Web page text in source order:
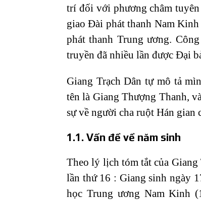
trí đối với phương châm tuyên
giao Đài phát thanh Nam
phát thanh Trung ương.
truyền đã nhiều lần được Đại
Giang Trạch Dân tự mô tả
tên là Giang Thượng Thanh,
sự về người cha ruột Hán gian
1.1. Vấn đề về năm sinh
Theo lý lịch tóm tắt của
lần thứ 16 : Giang sinh ngày
học Trung ương Nam Kinh